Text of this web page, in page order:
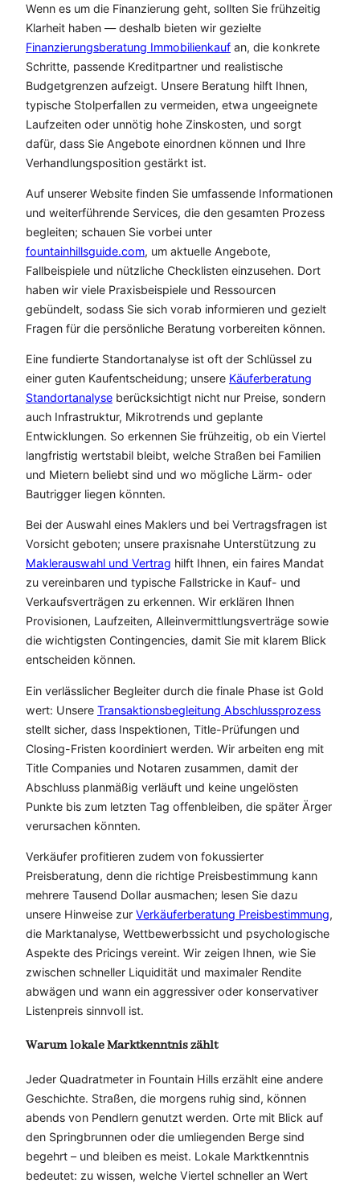
Wenn es um die Finanzierung geht, sollten Sie frühzeitig
Klarheit haben — deshalb bieten wir gezielte
Finanzierungsberatung Immobilienkauf an, die konkrete
Schritte, passende Kreditpartner und realistische
Budgetgrenzen aufzeigt. Unsere Beratung hilft Ihnen,
typische Stolperfallen zu vermeiden, etwa ungeeignete
Laufzeiten oder unnötig hohe Zinskosten, und sorgt
dafür, dass Sie Angebote einordnen können und Ihre
Verhandlungsposition gestärkt ist.
Auf unserer Website finden Sie umfassende Informationen
und weiterführende Services, die den gesamten Prozess
begleiten; schauen Sie vorbei unter
fountainhillsguide.com, um aktuelle Angebote,
Fallbeispiele und nützliche Checklisten einzusehen. Dort
haben wir viele Praxisbeispiele und Ressourcen
gebündelt, sodass Sie sich vorab informieren und gezielt
Fragen für die persönliche Beratung vorbereiten können.
Eine fundierte Standortanalyse ist oft der Schlüssel zu
einer guten Kaufentscheidung; unsere Käuferberatung
Standortanalyse berücksichtigt nicht nur Preise, sondern
auch Infrastruktur, Mikrotrends und geplante
Entwicklungen. So erkennen Sie frühzeitig, ob ein Viertel
langfristig wertstabil bleibt, welche Straßen bei Familien
und Mietern beliebt sind und wo mögliche Lärm- oder
Bautrigger liegen könnten.
Bei der Auswahl eines Maklers und bei Vertragsfragen ist
Vorsicht geboten; unsere praxisnahe Unterstützung zu
Maklerauswahl und Vertrag hilft Ihnen, ein faires Mandat
zu vereinbaren und typische Fallstricke in Kauf- und
Verkaufsverträgen zu erkennen. Wir erklären Ihnen
Provisionen, Laufzeiten, Alleinvermittlungsverträge sowie
die wichtigsten Contingencies, damit Sie mit klarem Blick
entscheiden können.
Ein verlässlicher Begleiter durch die finale Phase ist Gold
wert: Unsere Transaktionsbegleitung Abschlussprozess
stellt sicher, dass Inspektionen, Title-Prüfungen und
Closing-Fristen koordiniert werden. Wir arbeiten eng mit
Title Companies und Notaren zusammen, damit der
Abschluss planmäßig verläuft und keine ungelösten
Punkte bis zum letzten Tag offenbleiben, die später Ärger
verursachen könnten.
Verkäufer profitieren zudem von fokussierter
Preisberatung, denn die richtige Preisbestimmung kann
mehrere Tausend Dollar ausmachen; lesen Sie dazu
unsere Hinweise zur Verkäuferberatung Preisbestimmung,
die Marktanalyse, Wettbewerbssicht und psychologische
Aspekte des Pricings vereint. Wir zeigen Ihnen, wie Sie
zwischen schneller Liquidität und maximaler Rendite
abwägen und wann ein aggressiver oder konservativer
Listenpreis sinnvoll ist.
Warum lokale Marktkenntnis zählt
Jeder Quadratmeter in Fountain Hills erzählt eine andere
Geschichte. Straßen, die morgens ruhig sind, können
abends von Pendlern genutzt werden. Orte mit Blick auf
den Springbrunnen oder die umliegenden Berge sind
begehrt – und bleiben es meist. Lokale Marktkenntnis
bedeutet: zu wissen, welche Viertel schneller an Wert